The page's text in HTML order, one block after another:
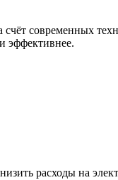
современных
эффективнее.
расходы на